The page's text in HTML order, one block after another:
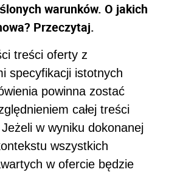
warunków. O jakich
Przeczytaj.
treści oferty z
specyfikacji istotnych
powinna zostać
całej treści
w wyniku dokonanej
wszystkich
w ofercie będzie